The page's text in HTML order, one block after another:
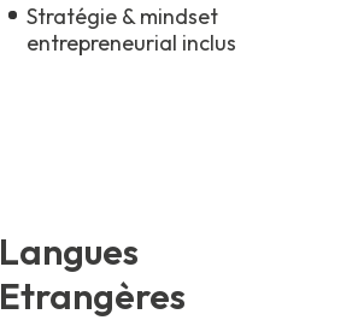
Stratégie & mindset
entrepreneurial inclus
Langues
Etrangères